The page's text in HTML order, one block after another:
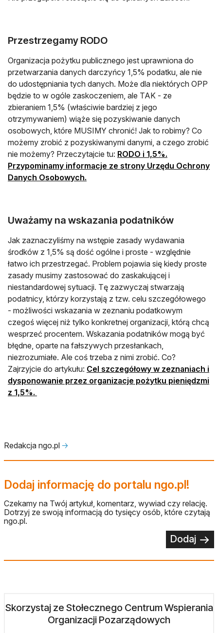
Przestrzegamy RODO
Organizacja pożytku publicznego jest uprawniona do
przetwarzania danych darczyńcy 1,5% podatku, ale nie
do udostępniania tych danych. Może dla niektórych OPP
będzie to w ogóle zaskoczeniem, ale TAK - ze
zbieraniem 1,5% (właściwie bardziej z jego
otrzymywaniem) wiąże się pozyskiwanie danych
osobowych, które MUSIMY chronić! Jak to robimy? Co
możemy zrobić z pozyskiwanymi danymi, a czego zrobić
nie możemy? Przeczytajcie tu: RODO i 1,5%.
Przypominamy informacje ze strony Urzędu Ochrony
Danych Osobowych.
Uważamy na wskazania podatników
Jak zaznaczyliśmy na wstępie zasady wydawania
środków z 1,5% są dość ogólne i proste - względnie
łatwo ich przestrzegać. Problem pojawia się kiedy proste
zasady musimy zastosować do zaskakującej i
niestandardowej sytuacji. Tę zazwyczaj stwarzają
podatnicy, którzy korzystają z tzw. celu szczegółowego
- możliwości wskazania w zeznaniu podatkowym
czegoś więcej niż tylko konkretnej organizacji, którą chcą
wesprzeć procentem. Wskazania podatników mogą być
błędne, oparte na fałszywych przesłankach,
niezrozumiałe. Ale coś trzeba z nimi zrobić. Co?
Zajrzyjcie do artykułu: Cel szczegółowy w zeznaniach i
dysponowanie przez organizacje pożytku pieniędzmi
z 1,5%.
Redakcja ngo.pl 🡢
Dodaj informację do portalu ngo.pl!
Czekamy na Twój artykuł, komentarz, wywiad czy relację.
Dotrzyj ze swoją informacją do tysięcy osób, które czytają
ngo.pl.
Dodaj
Skorzystaj ze Stołecznego Centrum Wspierania
Organizacji Pozarządowych